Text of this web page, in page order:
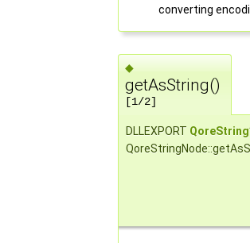
converting
◆
getAsString()
[1/2]
DLLEXPORT QoreString